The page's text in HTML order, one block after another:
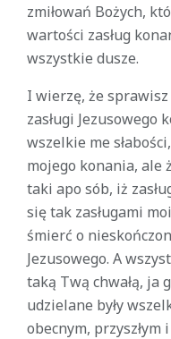
zmiłowań Bożych,
wartości zasług
wszystkie dusze.
I wierzę, że
zasługi Jezusowego
wszelkie me
mojego konania, ale
taki apo sób, iż
się tak zasługami
śmierć o
Jezusowego. A
taką Twą chwałą, ja
udzielane były
obecnym,